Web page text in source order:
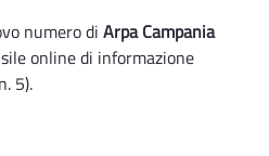
numero di Arpa Campania
online di informazione
5).